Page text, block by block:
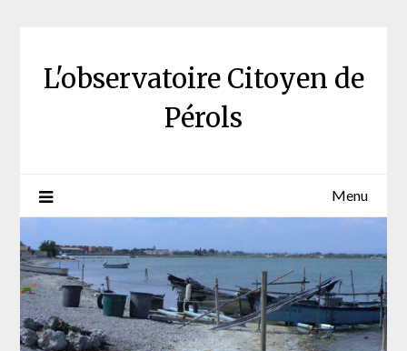
L'observatoire Citoyen de
Pérols
Menu